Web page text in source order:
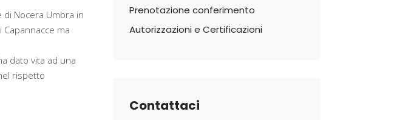
di Nocera Umbra in
ma
dato vita ad una
rispetto
Prenotazione conferimento
Autorizzazioni e Certificazioni
Contattaci